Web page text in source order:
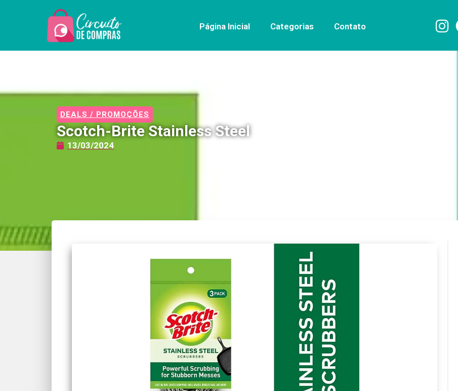
Página Inicial Categorias Contato
DEALS / PROMOÇÕES
Scotch-Brite Stainless Steel
13/03/2024